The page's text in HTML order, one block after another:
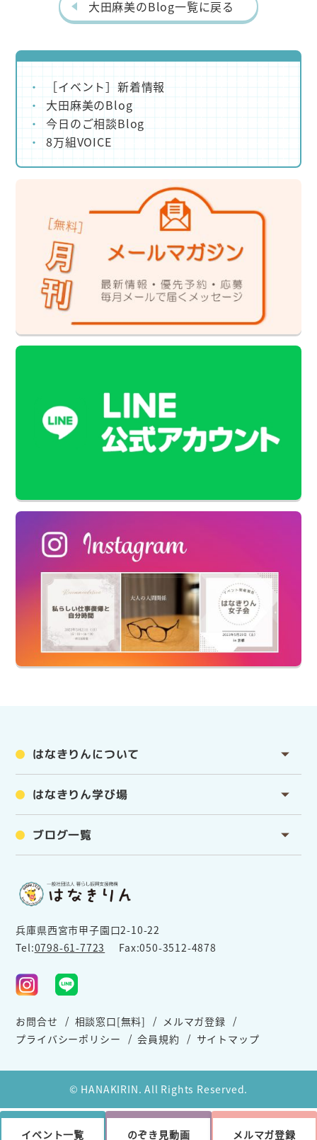
大田麻美のBlog一覧に戻る
［イベント］新着情報
大田麻美のBlog
今日のご相談Blog
8万組VOICE
はなきりんについて
はなきりん学び場
ブログ一覧
兵庫県西宮市甲子園口2-10-22
Tel:0798-61-7723 Fax:050-3512-4878
お問合せ 相談窓口[無料]
メルマガ登録
プライバシーポリシー
会員規約 サイトマップ
© HANAKIRIN. All Rights Reserved.
イベント一覧 のぞき見動画 メルマガ登録